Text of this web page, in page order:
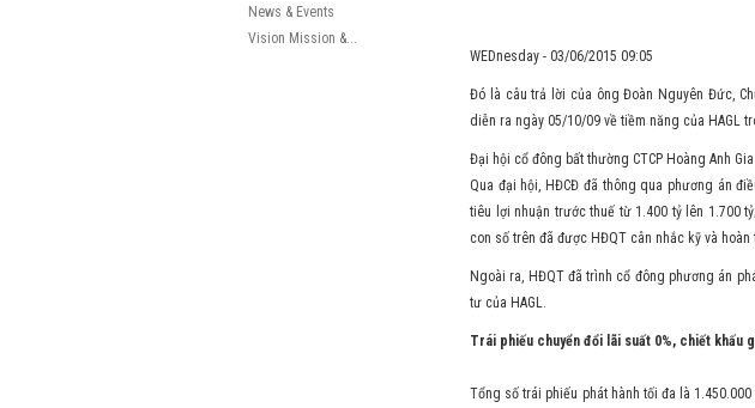
News & Events
Vision Mission &...
WEDnesday - 03/06/2015 09:05
Đó là câu trả lời của ông Đoàn Nguyên Đức,
diễn ra ngày 05/10/09 về tiềm năng của HAGL
Đại hội cổ đông bất thường CTCP Hoàng Anh
Qua đại hội, HĐCĐ đã thông qua phương án
tiêu lợi nhuận trước thuế từ 1.400 tỷ lên 1.700
con số trên đã được HĐQT cân nhắc kỹ và hoàn
Ngoài ra, HĐQT đã trình cổ đông phương án
tư của HAGL.
Trái phiếu chuyển đổi lãi suất 0%, chiết khấu
Tổng số trái phiếu phát hành tối đa là